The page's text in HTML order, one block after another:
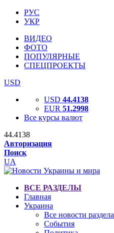
РУС
УКР
ВИДЕО
ФОТО
ПОПУЛЯРНЫЕ
СПЕЦПРОЕКТЫ
USD
USD 44.4138
EUR 51.2998
Все курсы валют
44.4138
Авторизация
Поиск
UA
ВСЕ РАЗДЕЛЫ
Главная
Украина
Все новости раздела
События